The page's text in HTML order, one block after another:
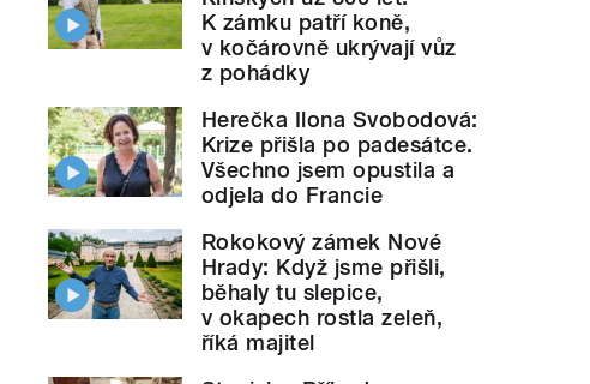
K zámku patří koně,
v kočárovně ukrývají vůz
z pohádky
Herečka Ilona Svobodová:
Krize přišla po padesátce.
Všechno jsem opustila a
odjela do Francie
Rokokový zámek Nové
Hrady: Když jsme přišli,
běhaly tu slepice,
v okapech rostla zeleň,
říká majitel